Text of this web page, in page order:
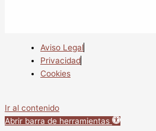
Aviso Legal
Privacidad
Cookies
Ir al contenido
Abrir barra de herramientas